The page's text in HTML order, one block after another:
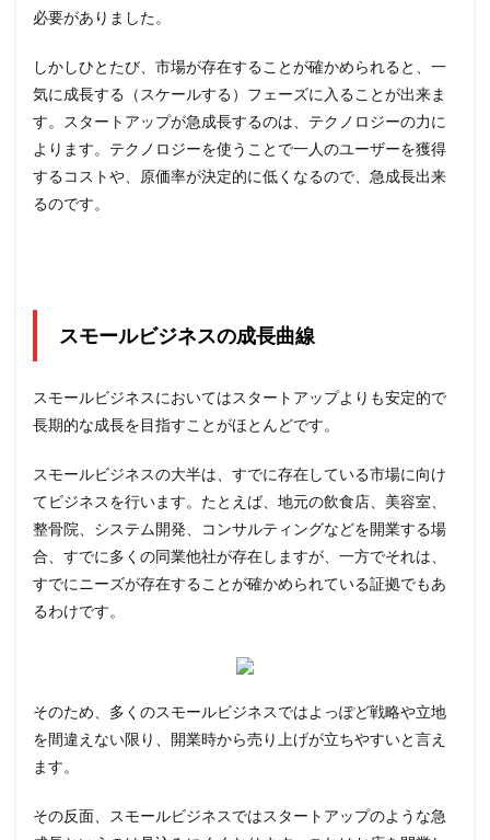
必要がありました。
しかしひとたび、市場が存在することが確かめられると、一
気に成長する（スケールする）フェーズに入ることが出来ま
す。スタートアップが急成長するのは、テクノロジーの力に
よります。テクノロジーを使うことで一人のユーザーを獲得
するコストや、原価率が決定的に低くなるので、急成長出来
るのです。
スモールビジネスの成長曲線
スモールビジネスにおいてはスタートアップよりも安定的で
長期的な成長を目指すことがほとんどです。
スモールビジネスの大半は、すでに存在している市場に向け
てビジネスを行います。たとえば、地元の飲食店、美容室、
整骨院、システム開発、コンサルティングなどを開業する場
合、すでに多くの同業他社が存在しますが、一方でそれは、
すでにニーズが存在することが確かめられている証拠でもあ
るわけです。
そのため、多くのスモールビジネスではよっぽど戦略や立地
を間違えない限り、開業時から売り上げが立ちやすいと言え
ます。
その反面、スモールビジネスではスタートアップのような急